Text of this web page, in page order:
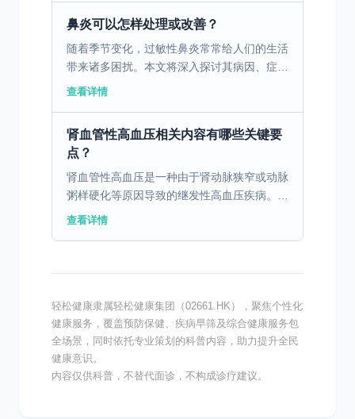
鼻炎可以怎样处理或改善？
随着季节变化，过敏性鼻炎常常给人们的生活
带来诸多困扰。本文将深入探讨其病因、症
状、诊断与治疗方法，并提供日常防护和管理
查看详情
肾血管性高血压相关内容有哪些关键要
点？
肾血管性高血压是一种由于肾动脉狭窄或动脉
粥样硬化等原因导致的继发性高血压疾病。理
解其病因和治疗方法对控制病情至关重要。
查看详情
轻松健康隶属轻松健康集团（02661.HK），聚焦个性化
健康服务，覆盖预防保健、疾病早筛及综合健康服务包
全场景，同时依托专业策划的科普内容，助力提升全民
健康意识。
内容仅供科普，不替代面诊，不构成诊疗建议。